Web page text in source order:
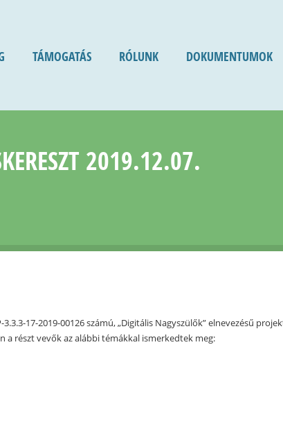
TÁMOGATÁS RÓLUNK DOKUMENTUMOK
2019.12.07.
17-2019-00126 számú, „Digitális Nagyszülők” elnevezésű
a részt vevők az alábbi témákkal ismerkedtek meg: